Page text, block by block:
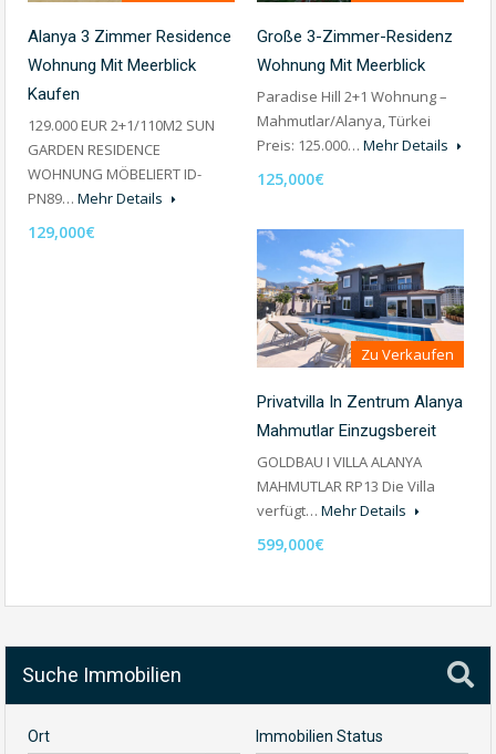
Alanya 3 Zimmer Residence
Wohnung Mit Meerblick
Kaufen
129.000 EUR 2+1/110M2 SUN
GARDEN RESIDENCE
WOHNUNG MÖBELIERT ID-
PN89… Mehr Details
129,000€
Große 3-Zimmer-Residenz
Wohnung Mit Meerblick
Paradise Hill 2+1 Wohnung –
Mahmutlar/Alanya, Türkei
Preis: 125.000… Mehr Details
125,000€
Zu Verkaufen
Privatvilla In Zentrum Alanya
Mahmutlar Einzugsbereit
GOLDBAU I VILLA ALANYA
MAHMUTLAR RP13 Die Villa
verfügt… Mehr Details
599,000€
Suche Immobilien
Ort Immobilien Status